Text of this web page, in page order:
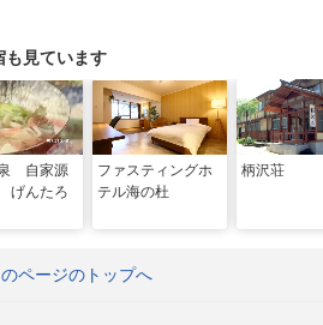
も見ています
自家源
げんたろ
ファスティングホ
テル海の杜
柄沢荘
のページのトップへ